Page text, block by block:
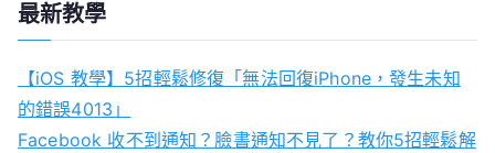
最新教學
【iOS 教學】5招輕鬆修復「無法回復iPhone，發生未知
的錯誤4013」
Facebook 收不到通知？臉書通知不見了？教你5招輕鬆解